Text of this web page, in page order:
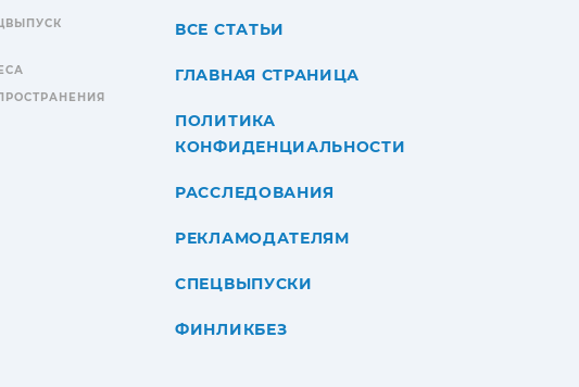
ВСЕ СТАТЬИ
ГЛАВНАЯ СТРАНИЦА
ПОЛИТИКА
КОНФИДЕНЦИАЛЬНОСТИ
РАССЛЕДОВАНИЯ
РЕКЛАМОДАТЕЛЯМ
СПЕЦВЫПУСКИ
ФИНЛИКБЕЗ